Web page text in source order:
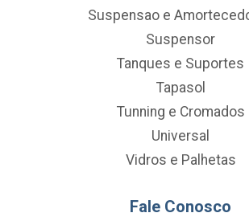
Suspensao e
Suspensor
Tanques e Suportes
Tapasol
Tunning e Cromados
Universal
Vidros e Palhetas
Fale Conosco